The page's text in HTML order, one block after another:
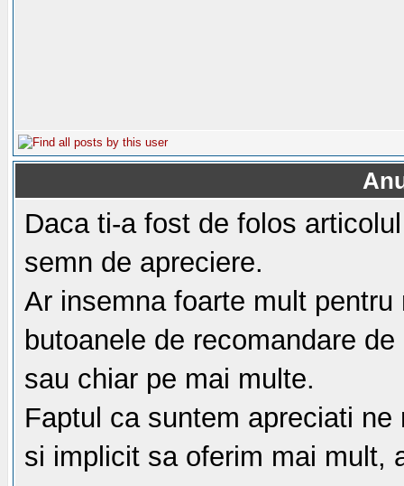
Daca ti-a fost de folos
semn de apreciere.
Ar insemna foarte mult
butoanele de recomandare
sau chiar pe mai multe.
Faptul ca suntem apreciati
si implicit sa oferim mai mult,